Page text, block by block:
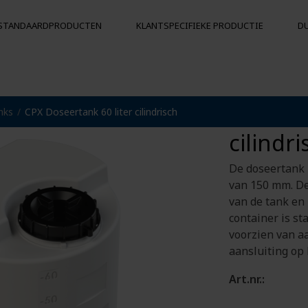
BOEIEN EN DRIJVERS
KLANTSPECIFIEKE PRODUCTIE
CPX Doseertank 60 liter cilindrisch
De
van 150 mm.
van de tank
container is
voorzien van
aansluiting op
Art.nr.: